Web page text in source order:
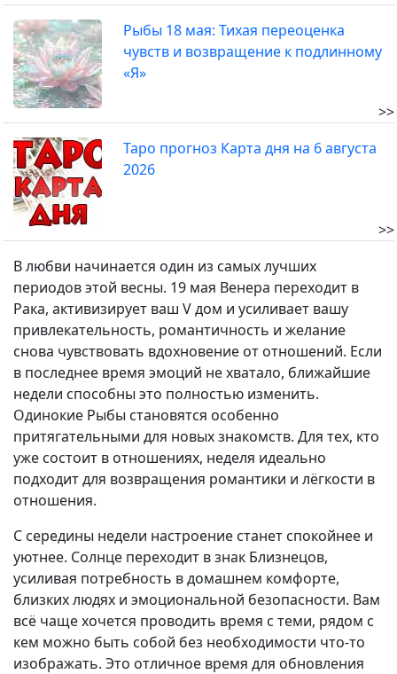
Рыбы 18 мая: Тихая переоценка
чувств и возвращение к подлинному
«Я»
>>
Таро прогноз Карта дня на 6 августа
2026
>>
В любви начинается один из самых лучших
периодов этой весны. 19 мая Венера переходит в
Рака, активизирует ваш V дом и усиливает вашу
привлекательность, романтичность и желание
снова чувствовать вдохновение от отношений. Если
в последнее время эмоций не хватало, ближайшие
недели способны это полностью изменить.
Одинокие Рыбы становятся особенно
притягательными для новых знакомств. Для тех, кто
уже состоит в отношениях, неделя идеально
подходит для возвращения романтики и лёгкости в
отношения.
С середины недели настроение станет спокойнее и
уютнее. Солнце переходит в знак Близнецов,
усиливая потребность в домашнем комфорте,
близких людях и эмоциональной безопасности. Вам
всё чаще хочется проводить время с теми, рядом с
кем можно быть собой без необходимости что-то
изображать. Это отличное время для обновления